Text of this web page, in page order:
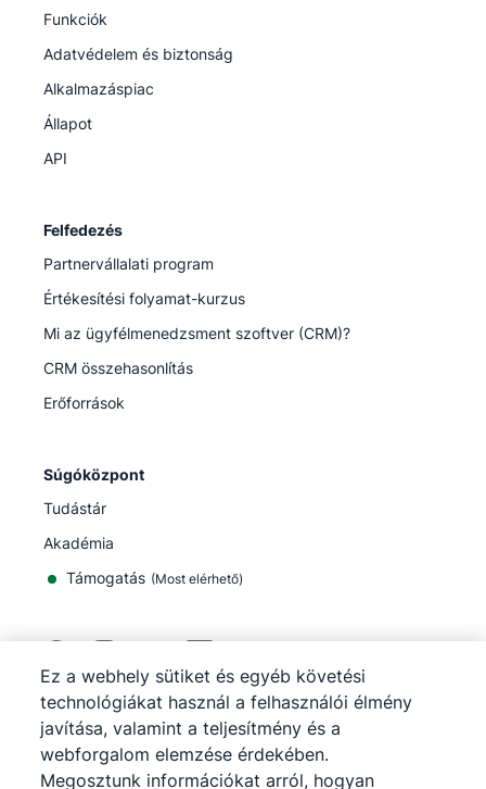
Funkciók
Adatvédelem és biztonság
Alkalmazáspiac
Állapot
API
Felfedezés
Partnervállalati program
Értékesítési folyamat-kurzus
Mi az ügyfélmenedzsment szoftver (CRM)?
CRM összehasonlítás
Erőforrások
Súgóközpont
Tudástár
Akadémia
Támogatás (Most elérhető)
©2026Pipedrive
Pipedrive
Szolgáltatási feltételek
Pipedrive
Adatvédelmi tájékoztató
Webhelytérkép
Ez a webhely sütiket és egyéb követési
technológiákat használ a felhasználói élmény
javítása, valamint a teljesítmény és a
webforgalom elemzése érdekében.
Megosztunk információkat arról, hogyan